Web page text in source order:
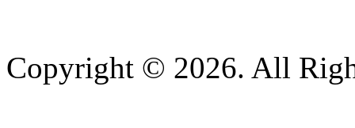
Copyright © 2026. All